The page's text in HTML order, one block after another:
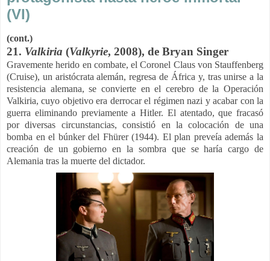
(VI)
(cont.)
21. Valkiria (Valkyrie, 2008), de Bryan Singer
Gravemente herido en combate, el Coronel Claus von Stauffenberg
(Cruise), un aristócrata alemán, regresa de África y, tras unirse a la
resistencia alemana, se convierte en el cerebro de la Operación
Valkiria, cuyo objetivo era derrocar el régimen nazi y acabar con la
guerra eliminando previamente a Hitler. El atentado, que fracasó
por diversas circunstancias, consistió en la colocación de una
bomba en el búnker del Fhürer (1944). El plan preveía además la
creación de un gobierno en la sombra que se haría cargo de
Alemania tras la muerte del dictador.